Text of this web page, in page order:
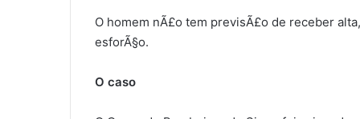
O homem nÃ£o tem previsÃ£o de receber
esforÃ§o.
O caso